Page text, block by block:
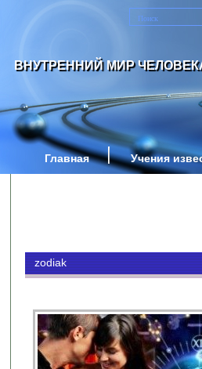
ВНУТРЕННИЙ МИР
Главная Учения
zodiak